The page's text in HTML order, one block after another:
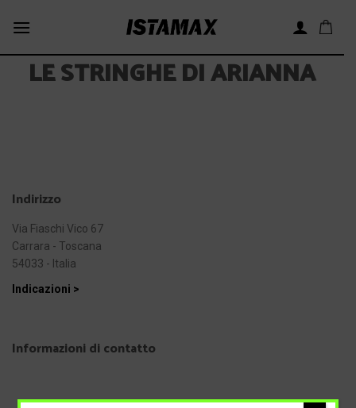
LE STRINGHE DI ARIANNA
Indirizzo
Via Fiaschi Vico 67
Carrara - Toscana
54033 - Italia
Indicazioni >
Informazioni di contatto